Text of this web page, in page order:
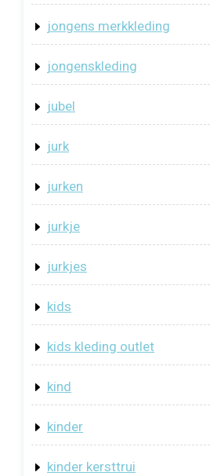
jongens merkkleding
jongenskleding
jubel
jurk
jurken
jurkje
jurkjes
kids
kids kleding outlet
kind
kinder
kinder kersttrui